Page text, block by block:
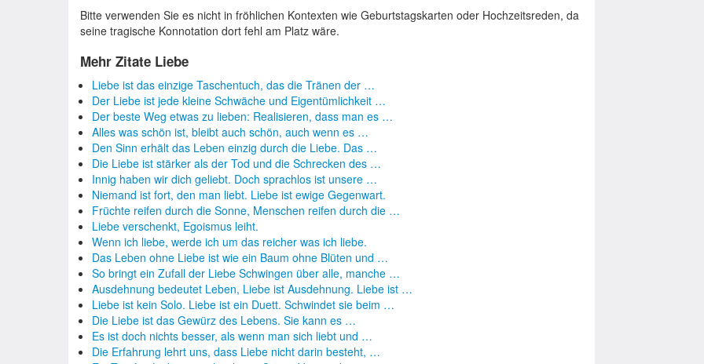
Bitte verwenden Sie es nicht in fröhlichen Kontexten wie Geburtstagskarten oder Hochzeitsreden, da
seine tragische Konnotation dort fehl am Platz wäre.
Mehr Zitate Liebe
Liebe ist das einzige Taschentuch, das die Tränen der …
Der Liebe ist jede kleine Schwäche und Eigentümlichkeit …
Der beste Weg etwas zu lieben: Realisieren, dass man es …
Alles was schön ist, bleibt auch schön, auch wenn es …
Den Sinn erhält das Leben einzig durch die Liebe. Das …
Die Liebe ist stärker als der Tod und die Schrecken des …
Innig haben wir dich geliebt. Doch sprachlos ist unsere …
Niemand ist fort, den man liebt. Liebe ist ewige Gegenwart.
Früchte reifen durch die Sonne, Menschen reifen durch die …
Liebe verschenkt, Egoismus leiht.
Wenn ich liebe, werde ich um das reicher was ich liebe.
Das Leben ohne Liebe ist wie ein Baum ohne Blüten und …
So bringt ein Zufall der Liebe Schwingen über alle, manche …
Ausdehnung bedeutet Leben, Liebe ist Ausdehnung. Liebe ist …
Liebe ist kein Solo. Liebe ist ein Duett. Schwindet sie beim …
Die Liebe ist das Gewürz des Lebens. Sie kann es …
Es ist doch nichts besser, als wenn man sich liebt und …
Die Erfahrung lehrt uns, dass Liebe nicht darin besteht, …